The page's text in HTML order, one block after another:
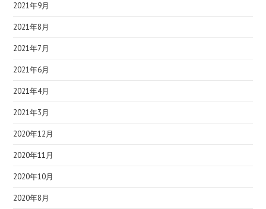
2021年9月
2021年8月
2021年7月
2021年6月
2021年4月
2021年3月
2020年12月
2020年11月
2020年10月
2020年8月